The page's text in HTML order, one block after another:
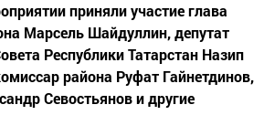
приняли участие глава
Марсель Шайдуллин, депутат
Республики Татарстан Назип
района Руфат Гайнетдинов,
Севостьянов и другие